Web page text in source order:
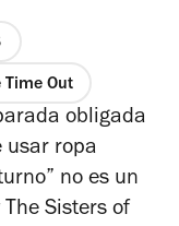
Time Out
obligada
usar ropa
no es un
Sisters of